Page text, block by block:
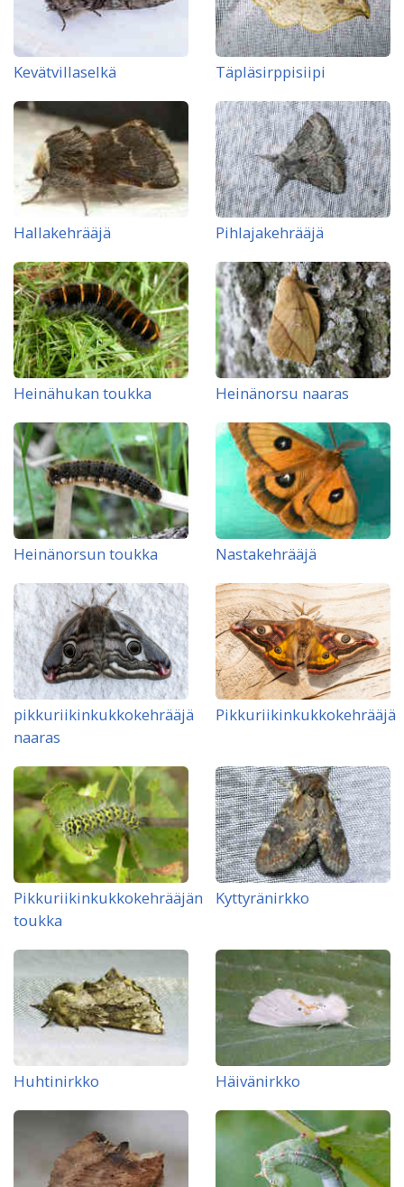
Kevätvillaselkä Täpläsirppisiipi
Hallakehrääjä Pihlajakehrääjä
Heinähukan toukka Heinänorsu naaras
Heinänorsun toukka Nastakehrääjä
pikkuriikinkukkokehrääjä
naaras
Pikkuriikinkukkokehrääjä
Pikkuriikinkukkokehrääjän
toukka
Kyttyränirkko
Huhtinirkko Häivänirkko